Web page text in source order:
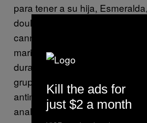
para tener a su hija,
doula. Durante el embarazo
cannábico y maceró tintura de
marihuana
durante el posparto: las raíces
grupo de compuestos químicos
antimicrobianos,
analgésicos. Deseaba tener un
Kill the ads for
just $2 a month